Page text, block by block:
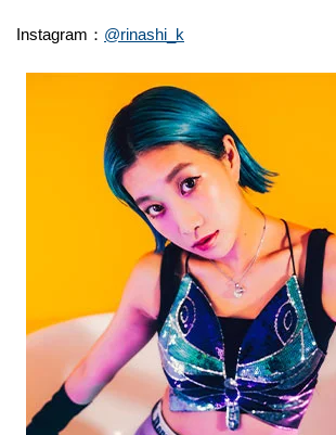
Instagram： @rinashi_k